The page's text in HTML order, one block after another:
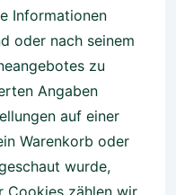
Informationen
oder nach seinem
zu
Angaben
auf einer
Warenkorb oder
wurde,
Cookies zählen wir